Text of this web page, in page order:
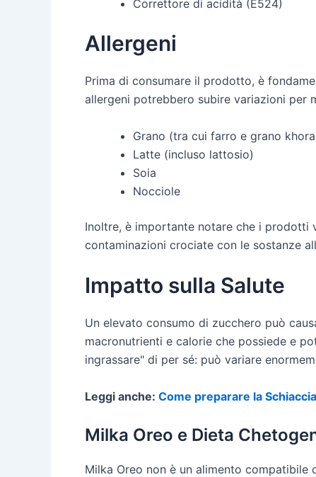
Correttore di acidità (E524)
Allergeni
Prima di consumare il prodotto, è
allergeni potrebbero subire variazioni per
Grano (tra cui farro e grano
Latte (incluso lattosio)
Soia
Nocciole
Inoltre, è importante notare che i prodotti
contaminazioni crociate con le sostanze
Impatto sulla Salute
Un elevato consumo di zucchero può
macronutrienti e calorie che possiede e
ingrassare" di per sé: può variare
Leggi anche: Come preparare la
Milka Oreo e Dieta
Milka Oreo non è un alimento